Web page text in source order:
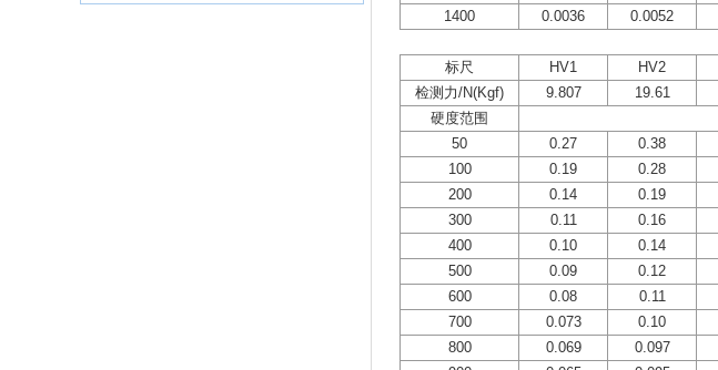
1400
0.0036 0.0052
标尺 HV1 HV2
检测力/N(Kgf)
9.807 19.61
硬度范围
50
0.27 0.38
100
0.19 0.28
200
0.14 0.19
300
0.11 0.16
400
0.10 0.14
500
0.09 0.12
600
0.08 0.11
700
0.073 0.10
800
0.069 0.097